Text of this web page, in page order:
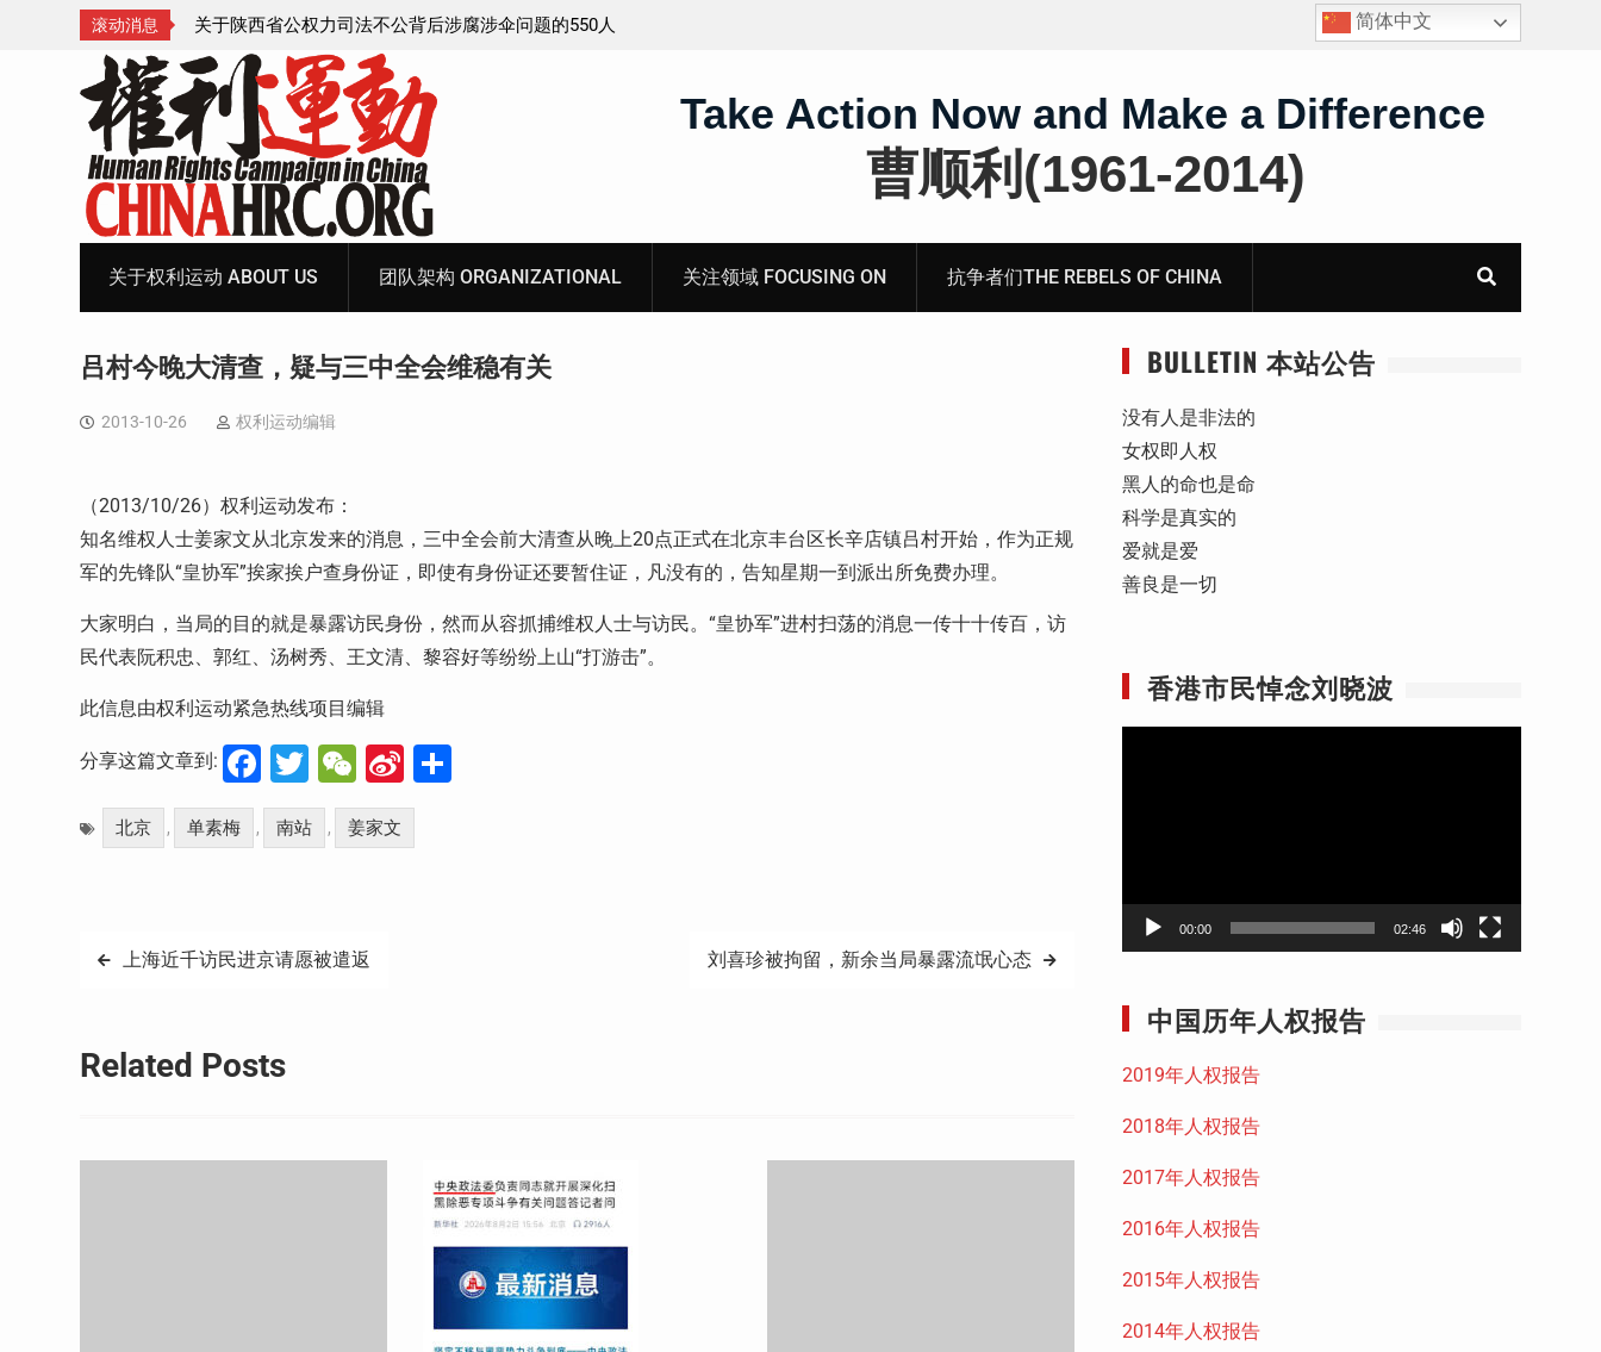
滚动消息
涉伞问题的550人
获刑8年的安徽省合肥市法轮功学员、软件工程师唐志
飞的案情及简历
王雅军：就《国务院关于出境入境管理的规定》第二条
简体中文
Take Action Now and Make a Difference
曹顺利(1961-2014)
关于权利运动 ABOUT US 团队架构 ORGANIZATIONAL 关注领域 FOCUSING ON 抗争者们THE REBELS OF CHINA
吕村今晚大清查，疑与三中全会维稳有关
2013-10-26 权利运动编辑
（2013/10/26）权利运动发布：
知名维权人士姜家文从北京发来的消息，三中全会前大清查从晚上20点正式在北京丰台区长辛店镇吕村开始，作为正规
军的先锋队“皇协军”挨家挨户查身份证，即使有身份证还要暂住证，凡没有的，告知星期一到派出所免费办理。
大家明白，当局的目的就是暴露访民身份，然而从容抓捕维权人士与访民。“皇协军”进村扫荡的消息一传十十传百，访
民代表阮积忠、郭红、汤树秀、王文清、黎容好等纷纷上山“打游击”。
此信息由权利运动紧急热线项目编辑
分享这篇文章到: Facebook
Twitter
WeChat
Sina
Weibo
北京 , 单素梅 , 南站 , 姜家文
文
导
上海近千访民进京请愿被遣返 刘喜珍被拘留，新余当局暴露流氓心态
Related Posts
BULLETIN 本站公告
没有人是非法的
女权即人权
黑人的命也是命
科学是真实的
爱就是爱
善良是一切
香港市民悼念刘晓波
00:00 02:46
中国历年人权报告
2019年人权报告
2018年人权报告
2017年人权报告
2016年人权报告
2015年人权报告
2014年人权报告